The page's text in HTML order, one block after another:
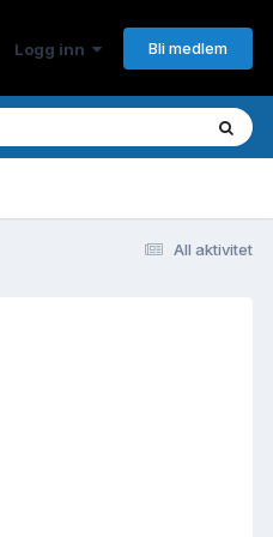
Logg inn Bli medlem
All aktivitet